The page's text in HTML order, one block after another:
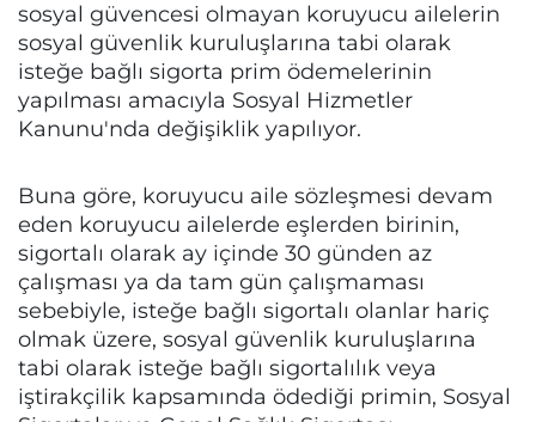
sosyal güvencesi olmayan koruyucu ailelerin
sosyal güvenlik kuruluşlarına tabi olarak
isteğe bağlı sigorta prim ödemelerinin
yapılması amacıyla Sosyal Hizmetler
Kanunu'nda değişiklik yapılıyor.
Buna göre, koruyucu aile sözleşmesi devam
eden koruyucu ailelerde eşlerden birinin,
sigortalı olarak ay içinde 30 günden az
çalışması ya da tam gün çalışmaması
sebebiyle, isteğe bağlı sigortalı olanlar hariç
olmak üzere, sosyal güvenlik kuruluşlarına
tabi olarak isteğe bağlı sigortalılık veya
iştirakçilik kapsamında ödediği primin, Sosyal